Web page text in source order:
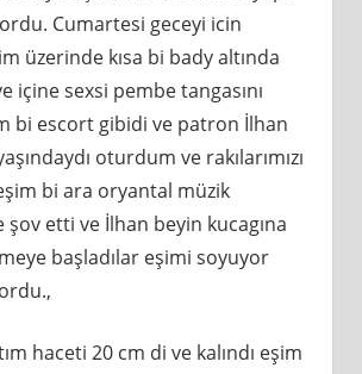
Cumartesi geceyi icin
üzerinde kısa bi bady altında
içine sexsi pembe tangasını
bi escort gibidi ve patron İlhan
oturdum ve rakılarımızı
bi ara oryantal müzik
şov etti ve İlhan beyin kucagına
başladılar eşimi soyuyor
haceti 20 cm di ve kalındı eşim